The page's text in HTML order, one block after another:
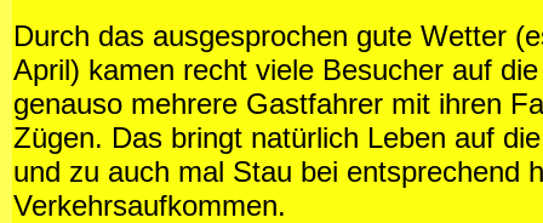
Durch das ausgesprochen gute Wetter
April) kamen recht viele Besucher auf
genauso mehrere Gastfahrer mit ihren
Zügen. Das bringt natürlich Leben auf
und zu auch mal Stau bei entsprechend
Verkehrsaufkommen.